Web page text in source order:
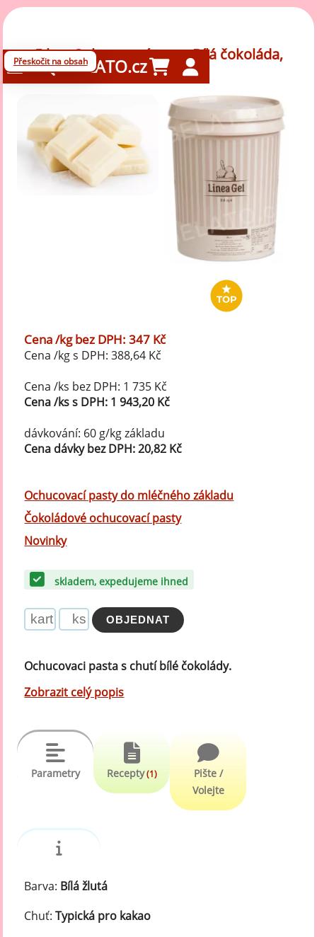
Přeskočit na obsahGELATO.cz
5 kg - Ochucovací pasta Bílá čokoláda,
LineaGel
Cena /kg bez DPH: 347 Kč
Cena /kg s DPH: 388,64 Kč
Cena /ks bez DPH: 1 735 Kč
Cena /ks s DPH: 1 943,20 Kč
dávkování: 60 g/kg základu
Cena dávky bez DPH: 20,82 Kč
Ochucovací pasty do mléčného základu
Čokoládové ochucovací pasty
Novinky
skladem, expedujeme ihned
Ochucovaci pasta s chutí bílé čokolády.
Zobrazit celý popis
Parametry Recepty(1)
Pište /
Volejte
Barva: Bílá žlutá
Chuť:Typická pro kakao